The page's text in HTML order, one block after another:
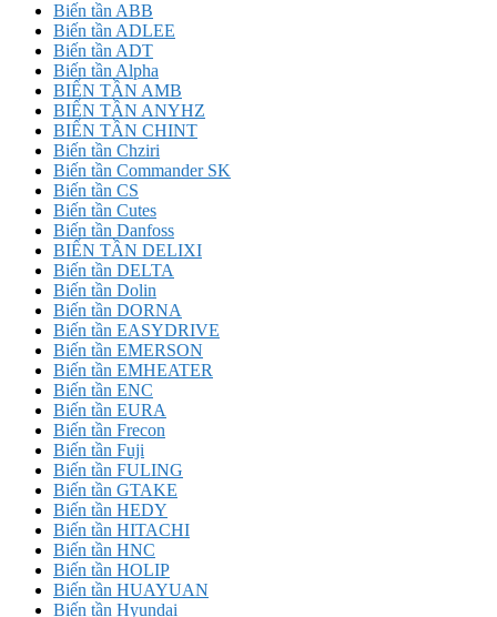
Biến tần ABB
Biến tần ADLEE
Biến tần ADT
Biến tần Alpha
BIẾN TẦN AMB
BIẾN TẦN ANYHZ
BIẾN TẦN CHINT
Biến tần Chziri
Biến tần Commander SK
Biến tần CS
Biến tần Cutes
Biến tần Danfoss
BIẾN TẦN DELIXI
Biến tần DELTA
Biến tần Dolin
Biến tần DORNA
Biến tần EASYDRIVE
Biến tần EMERSON
Biến tần EMHEATER
Biến tần ENC
Biến tần EURA
Biến tần Frecon
Biến tần Fuji
Biến tần FULING
Biến tần GTAKE
Biến tần HEDY
Biến tần HITACHI
Biến tần HNC
Biến tần HOLIP
Biến tần HUAYUAN
Biến tần Hyundai